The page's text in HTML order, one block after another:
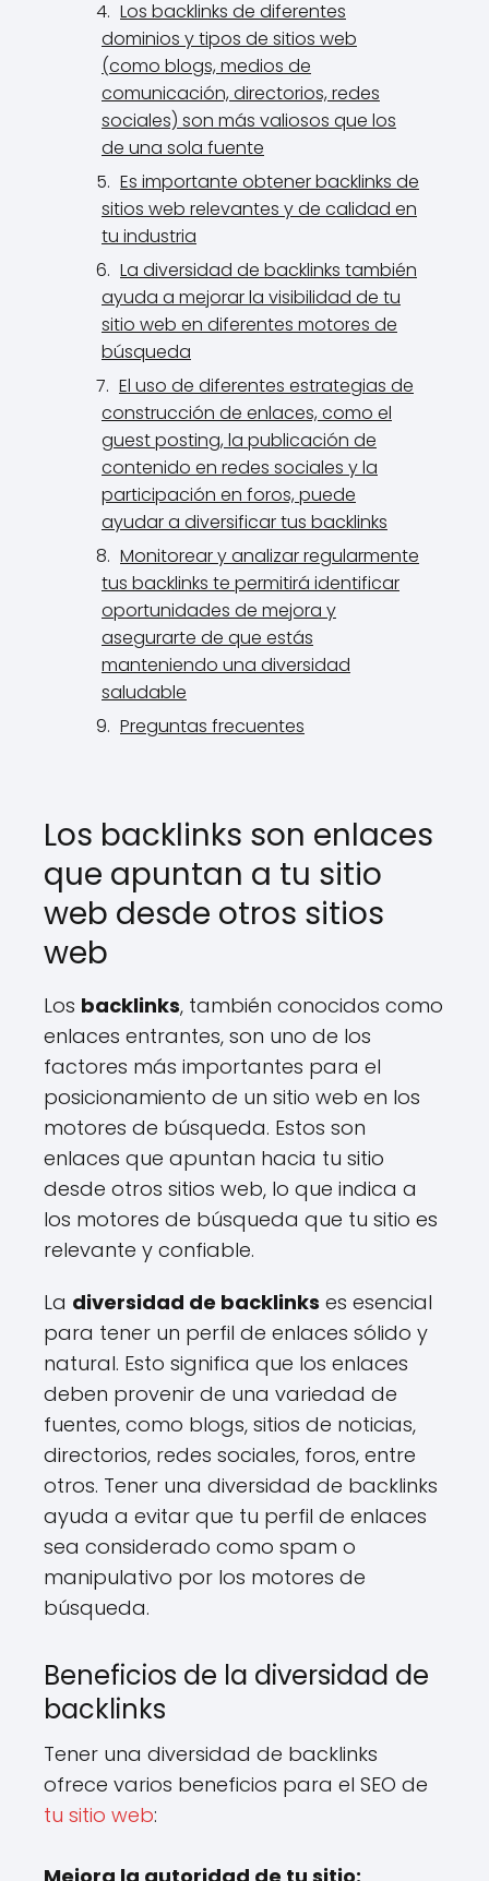
Los backlinks de diferentes
dominios y tipos de sitios web
(como blogs, medios de
comunicación, directorios, redes
sociales) son más valiosos que los
de una sola fuente
Es importante obtener backlinks de
sitios web relevantes y de calidad en
tu industria
La diversidad de backlinks también
ayuda a mejorar la visibilidad de tu
sitio web en diferentes motores de
búsqueda
El uso de diferentes estrategias de
construcción de enlaces, como el
guest posting, la publicación de
contenido en redes sociales y la
participación en foros, puede
ayudar a diversificar tus backlinks
Monitorear y analizar regularmente
tus backlinks te permitirá identificar
oportunidades de mejora y
asegurarte de que estás
manteniendo una diversidad
saludable
Preguntas frecuentes
Los backlinks son enlaces
que apuntan a tu sitio
web desde otros sitios
web
Los backlinks, también conocidos como
enlaces entrantes, son uno de los
factores más importantes para el
posicionamiento de un sitio web en los
motores de búsqueda. Estos son
enlaces que apuntan hacia tu sitio
desde otros sitios web, lo que indica a
los motores de búsqueda que tu sitio es
relevante y confiable.
La diversidad de backlinks es esencial
para tener un perfil de enlaces sólido y
natural. Esto significa que los enlaces
deben provenir de una variedad de
fuentes, como blogs, sitios de noticias,
directorios, redes sociales, foros, entre
otros. Tener una diversidad de backlinks
ayuda a evitar que tu perfil de enlaces
sea considerado como spam o
manipulativo por los motores de
búsqueda.
Beneficios de la diversidad de
backlinks
Tener una diversidad de backlinks
ofrece varios beneficios para el SEO de
tu sitio web: